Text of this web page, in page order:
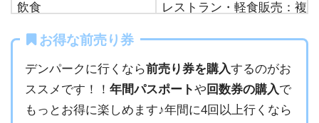
飲⾷ レストラン・軽食販売：複
トイレ 複数 有り
オムツ替え トイレ内に有り
授乳室 有り
お得な前売り券
デンパークに行くなら前売り券を購入するのがお
ススメです！！年間パスポートや回数券の購入で
もっとお得に楽しめます♪年間に4回以上行くなら